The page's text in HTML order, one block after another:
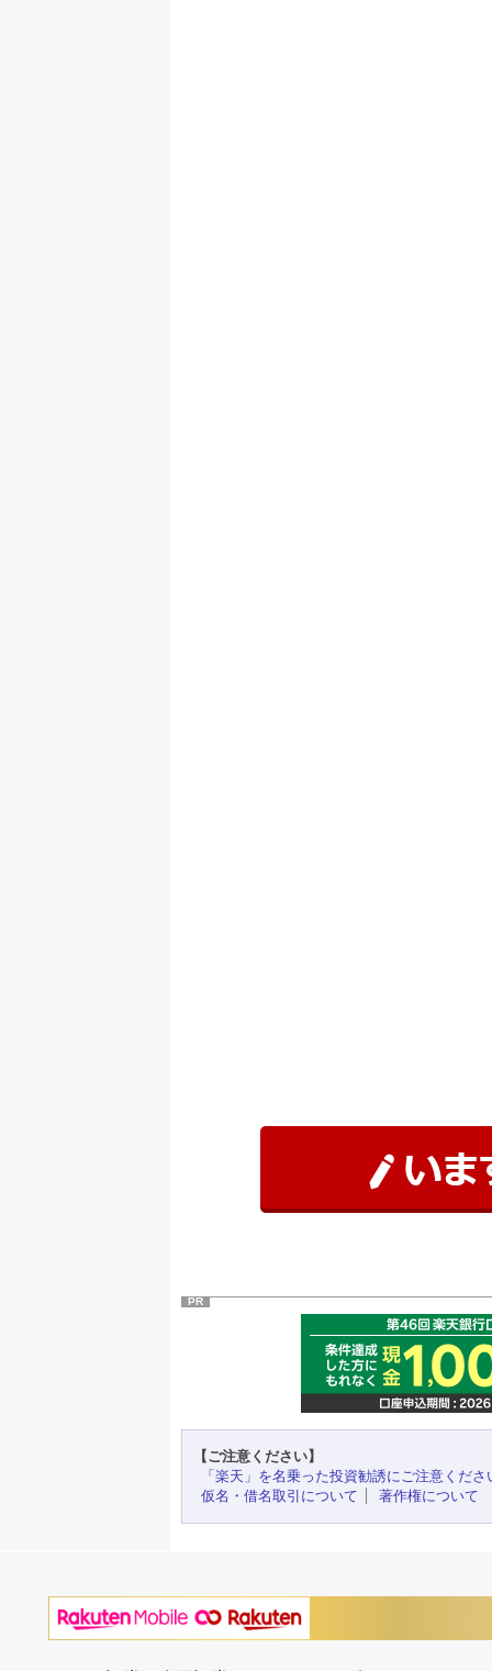
PR
【ご注意ください】
「楽天」を名乗った投資勧誘にご注意くださ
仮名・借名取引について
著作権について